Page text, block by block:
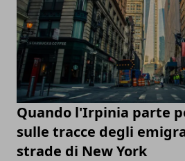
Quando l'Irpinia parte
sulle tracce degli
strade di New York